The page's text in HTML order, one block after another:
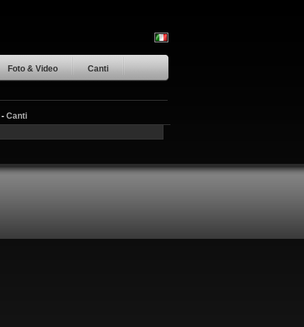
Foto & Video Canti
- Canti